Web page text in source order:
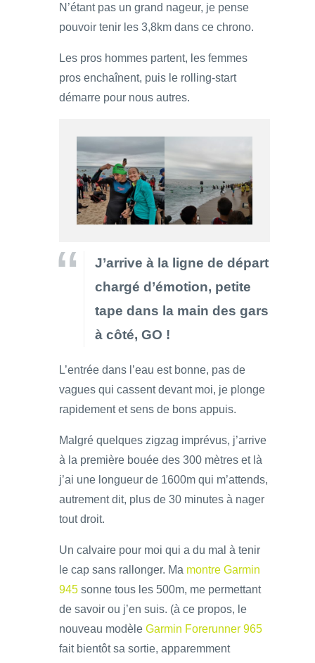
N’étant pas un grand nageur, je pense
pouvoir tenir les 3,8km dans ce chrono.
Les pros hommes partent, les femmes
pros enchaînent, puis le rolling-start
démarre pour nous autres.
J’arrive à la ligne de départ
chargé d’émotion, petite
tape dans la main des gars
à côté, GO !
L’entrée dans l’eau est bonne, pas de
vagues qui cassent devant moi, je plonge
rapidement et sens de bons appuis.
Malgré quelques zigzag imprévus, j’arrive
à la première bouée des 300 mètres et là
j’ai une longueur de 1600m qui m’attends,
autrement dit, plus de 30 minutes à nager
tout droit.
Un calvaire pour moi qui a du mal à tenir
le cap sans rallonger. Ma montre Garmin
945 sonne tous les 500m, me permettant
de savoir ou j’en suis. (à ce propos, le
nouveau modèle Garmin Forerunner 965
fait bientôt sa sortie, apparemment